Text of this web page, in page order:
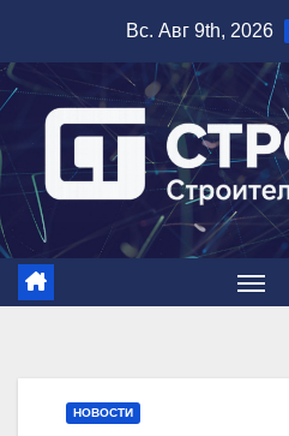
содержимому
Вс. Авг 9th, 2026
НОВОСТИ